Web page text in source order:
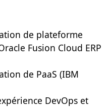
de plateforme
Fusion Cloud ERP
de PaaS (IBM
DevOps et